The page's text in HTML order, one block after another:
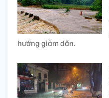
hướng giảm dần.